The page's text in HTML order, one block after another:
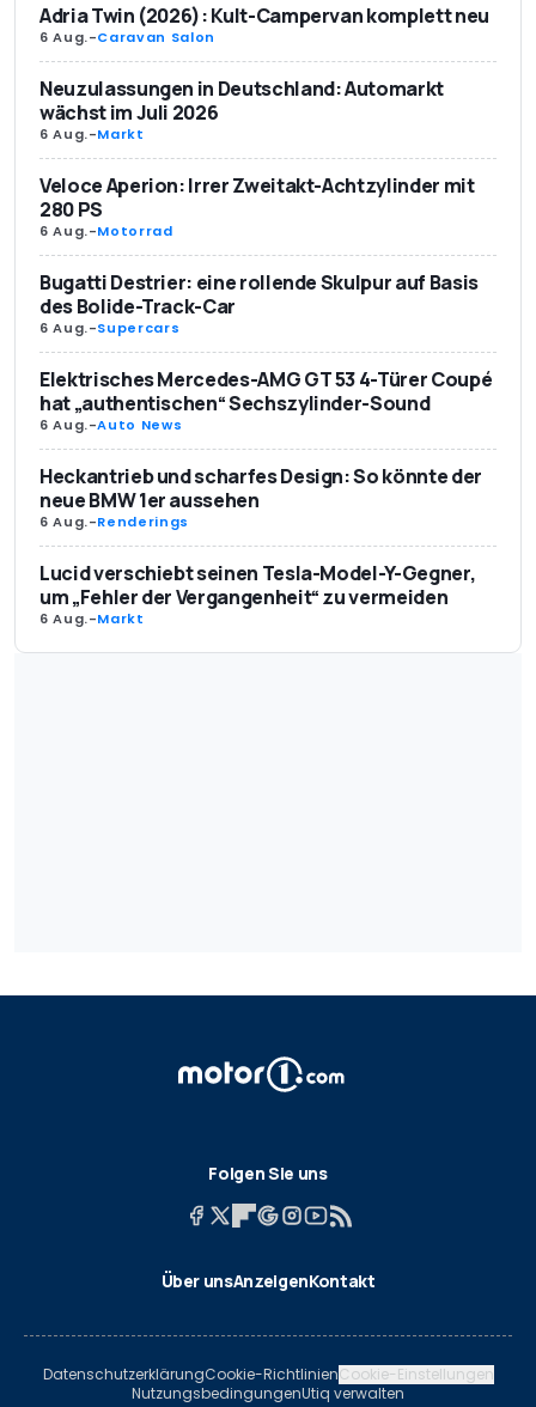
Adria Twin (2026): Kult-Campervan komplett neu
6 Aug.-Caravan Salon
Neuzulassungen in Deutschland: Automarkt
wächst im Juli 2026
6 Aug.-Markt
Veloce Aperion: Irrer Zweitakt-Achtzylinder mit
280 PS
6 Aug.-Motorrad
Bugatti Destrier: eine rollende Skulpur auf Basis
des Bolide-Track-Car
6 Aug.-Supercars
Elektrisches Mercedes-AMG GT 53 4-Türer Coupé
hat „authentischen“ Sechszylinder-Sound
6 Aug.-Auto News
Heckantrieb und scharfes Design: So könnte der
neue BMW 1er aussehen
6 Aug.-Renderings
Lucid verschiebt seinen Tesla-Model-Y-Gegner,
um „Fehler der Vergangenheit“ zu vermeiden
6 Aug.-Markt
Folgen Sie uns
Über unsAnzeigenKontakt
DatenschutzerklärungCookie-RichtlinienCookie-Einstellungen
NutzungsbedingungenUtiq verwalten